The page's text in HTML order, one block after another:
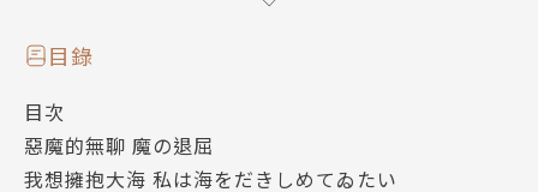
今村昌平（Shohei Imamura）改編電影
今村昌平：「我關心的是人的下半身及社會的低下
抗既定現實的叛逆作風，和自己看世界的角度幾乎相
同，以高成本拍出了大時代下的戰後魔幻寫實作。
目錄
目次
惡魔的無聊 魔の退屈
我想擁抱大海 私は海をだきしめてゐたい